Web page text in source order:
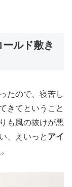
ルド敷き
たので、寝苦し
きてということ
も風の抜けが悪
、えいっと アイ